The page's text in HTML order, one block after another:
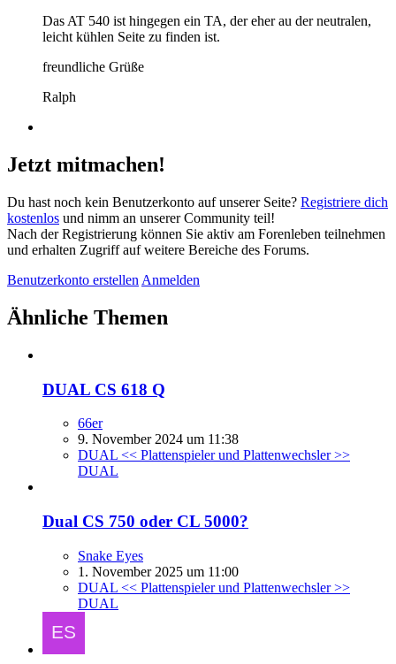
Das AT 540 ist hingegen ein TA, der eher au der neutralen,
leicht kühlen Seite zu finden ist.
freundliche Grüße
Ralph
Jetzt mitmachen!
Du hast noch kein Benutzerkonto auf unserer Seite? Registriere dich
kostenlos und nimm an unserer Community teil!
Nach der Registrierung können Sie aktiv am Forenleben teilnehmen
und erhalten Zugriff auf weitere Bereiche des Forums.
Benutzerkonto erstellen Anmelden
Ähnliche Themen
DUAL CS 618 Q
66er
9. November 2024 um 11:38
DUAL << Plattenspieler und Plattenwechsler >>
DUAL
Dual CS 750 oder CL 5000?
Snake Eyes
1. November 2025 um 11:00
DUAL << Plattenspieler und Plattenwechsler >>
DUAL